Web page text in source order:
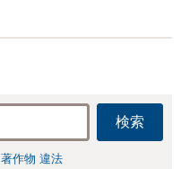
検索
著作物 違法